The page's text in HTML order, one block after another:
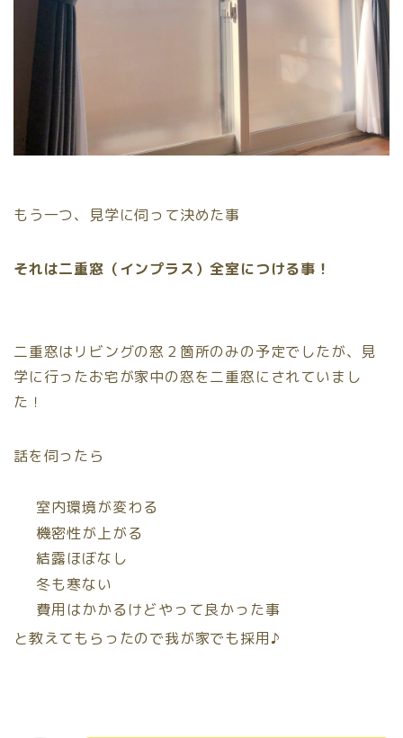
もう一つ、見学に伺って決めた事
それは二重窓（インプラス）全室につける事！
二重窓はリビングの窓２箇所のみの予定でしたが、見
学に行ったお宅が家中の窓を二重窓にされていまし
た！
話を伺ったら
室内環境が変わる
機密性が上がる
結露ほぼなし
冬も寒ない
費用はかかるけどやって良かった事
と教えてもらったので我が家でも採用♪